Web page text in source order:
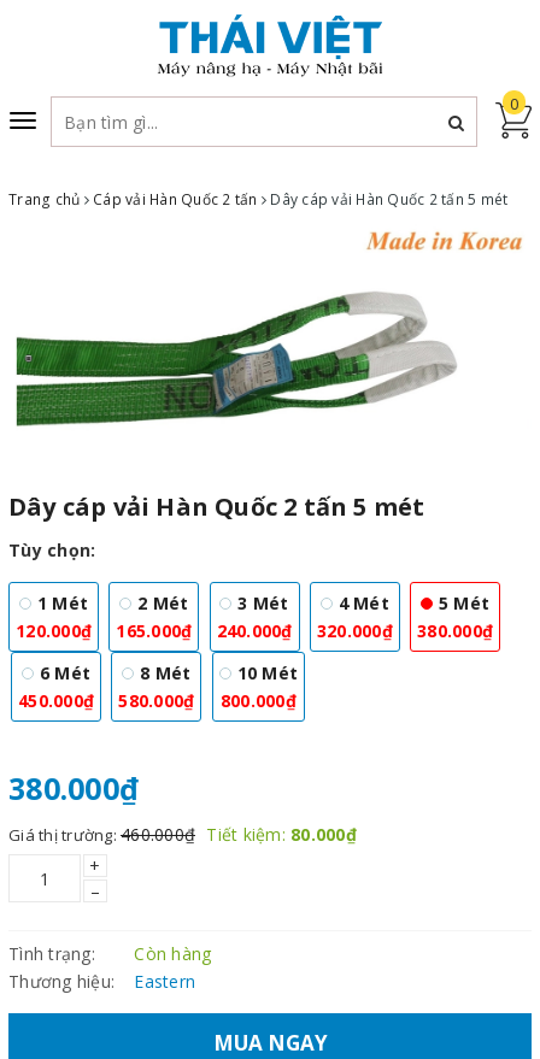
Toggle
navigation
0
Trang chủ Cáp vải Hàn Quốc 2 tấn Dây cáp vải Hàn Quốc 2 tấn 5 mét
Dây cáp vải Hàn Quốc 2 tấn 5 mét
Tùy chọn:
1 Mét
120.000₫
2 Mét
165.000₫
3 Mét
240.000₫
4 Mét
320.000₫
5 Mét
380.000₫
6 Mét
450.000₫
8 Mét
580.000₫
10 Mét
800.000₫
380.000₫
Giá thị trường: 460.000₫ Tiết kiệm: 80.000₫
+
–
Tình trạng:
Còn hàng
Thương hiệu:
Eastern
MUA NGAY